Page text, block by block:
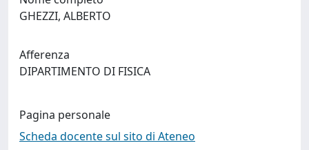
GHEZZI, ALBERTO
Afferenza
DIPARTIMENTO DI FISICA
Pagina personale
Scheda docente sul sito di Ateneo